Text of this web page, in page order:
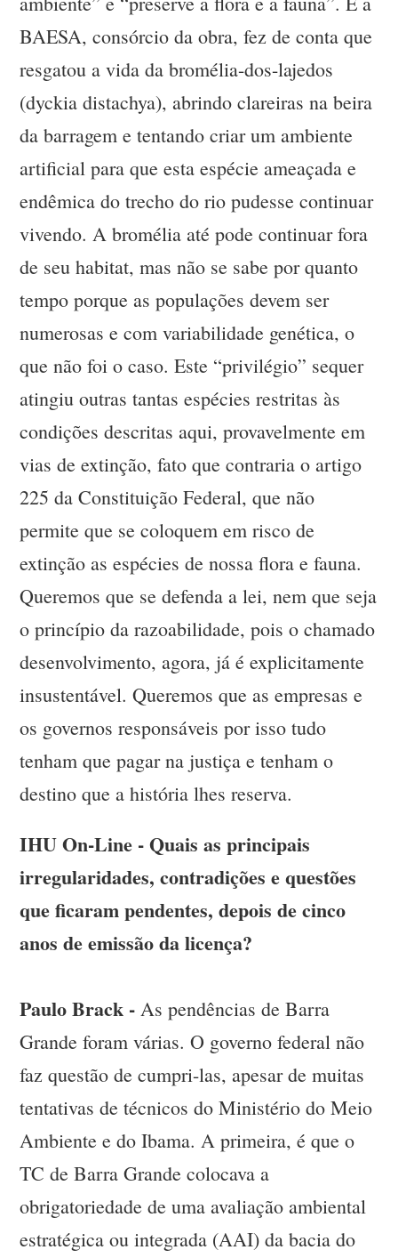
BAESA, consórcio da obra, fez de conta que
resgatou a vida da bromélia-dos-lajedos
(dyckia distachya), abrindo clareiras na beira
da barragem e tentando criar um ambiente
artificial para que esta espécie ameaçada e
endêmica do trecho do rio pudesse continuar
vivendo. A bromélia até pode continuar fora
de seu habitat, mas não se sabe por quanto
tempo porque as populações devem ser
numerosas e com variabilidade genética, o
que não foi o caso. Este “privilégio” sequer
atingiu outras tantas espécies restritas às
condições descritas aqui, provavelmente em
vias de extinção, fato que contraria o artigo
225 da Constituição Federal, que não
permite que se coloquem em risco de
extinção as espécies de nossa flora e fauna.
Queremos que se defenda a lei, nem que seja
o princípio da razoabilidade, pois o chamado
desenvolvimento, agora, já é explicitamente
insustentável. Queremos que as empresas e
os governos responsáveis por isso tudo
tenham que pagar na justiça e tenham o
destino que a história lhes reserva.
IHU On-Line - Quais as principais
irregularidades, contradições e questões
que ficaram pendentes, depois de cinco
anos de emissão da licença?
Paulo Brack - As pendências de Barra
Grande foram várias. O governo federal não
faz questão de cumpri-las, apesar de muitas
tentativas de técnicos do Ministério do Meio
Ambiente e do Ibama. A primeira, é que o
TC de Barra Grande colocava a
obrigatoriedade de uma avaliação ambiental
estratégica ou integrada (AAI) da bacia do